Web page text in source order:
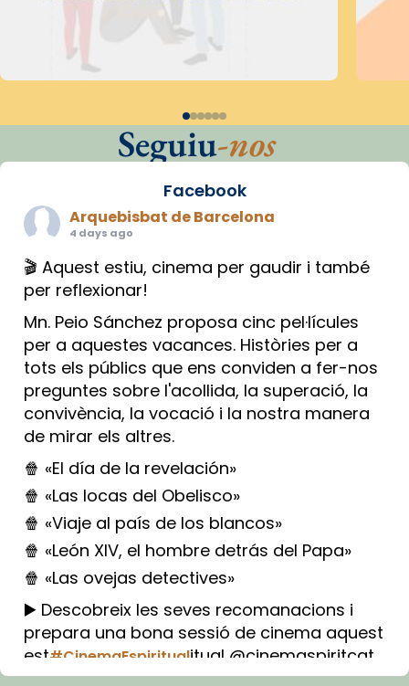
Seguiu-nos
Facebook
Arquebisbat de Barcelona
4 days ago
🎬 Aquest estiu, cinema per gaudir i també
per reflexionar!
Mn. Peio Sánchez proposa cinc pel·lícules
per a aquestes vacances. Històries per a
tots els públics que ens conviden a fer-nos
preguntes sobre l'acollida, la superació, la
convivència, la vocació i la nostra manera
de mirar els altres.
🍿 «El día de la revelación»
🍿 «Las locas del Obelisco»
🍿 «Viaje al país de los blancos»
🍿 «León XIV, el hombre detrás del Papa»
🍿 «Las ovejas detectives»
▶️ Descobreix les seves recomanacions i
prepara una bona sessió de cinema aquest
est#CinemaEspiritualitual @cinemaspiritcat